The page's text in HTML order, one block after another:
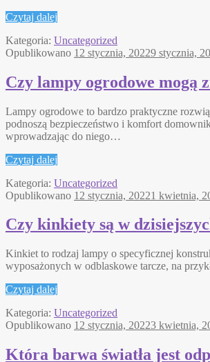
Czytaj dalej
Kategoria: Uncategorized
Opublikowano 12 stycznia, 20229 stycznia,
Czy lampy ogrodowe mogą
Lampy ogrodowe to bardzo praktyczne
podnoszą bezpieczeństwo i komfort
wprowadzając do niego…
Czytaj dalej
Kategoria: Uncategorized
Opublikowano 12 stycznia, 20221 kwietnia,
Czy kinkiety są w
Kinkiet to rodzaj lampy o specyficznej
wyposażonych w odblaskowe tarcze, na
Czytaj dalej
Kategoria: Uncategorized
Opublikowano 12 stycznia, 20223 kwietnia,
Która barwa światła jest